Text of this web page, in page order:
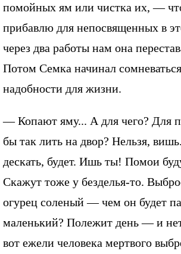
помойных ям или чистка их, —
прибавлю для непосвященных в
через два работы нам она
Потом Семка начинал
надобности для жизни.
— Копают яму... А для чего? Для
бы так лить на двор? Нельзя,
дескать, будет. Ишь ты! Помои
Скажут тоже у безделья-то.
огурец соленый — чем он будет
маленький? Полежит день — и
вот ежели человека мертвого